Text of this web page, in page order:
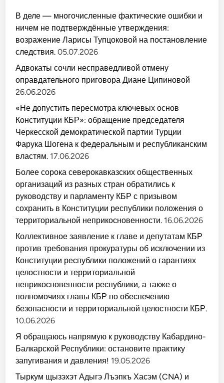
В деле — многочисленные фактические ошибки и
ничем не подтверждённые утверждения:
возражение Ларисы Тупцоковой на постановление
следствия. 05.07.2026
Адвокаты сочли несправедливой отмену
оправдательного приговора Диане Ципиновой
26.06.2026
«Не допустить пересмотра ключевых основ
Конституции КБР»: обращение председателя
Черкесской демократической партии Турции
Фарука Шогена к федеральным и республиканским
властям. 17.06.2026
Более сорока северокавказских общественных
организаций из разных стран обратились к
руководству и парламенту КБР с призывом
сохранить в Конституции республики положения о
территориальной неприкосновенности. 16.06.2026
Коллективное заявление к главе и депутатам КБР
против требования прокуратуры об исключении из
Конституции республики положений о гарантиях
целостности и территориальной
неприкосновенности республики, а также о
полномочиях главы КБР по обеспечению
безопасности и территориальной целостности КБР.
10.06.2026
Я обращаюсь напрямую к руководству Кабардино-
Балкарской Республики: остановите практику
запугивания и давления! 19.05.2026
Тыркум щызэхэт Адыгэ Лъэпкъ Хасэм (CNA) и